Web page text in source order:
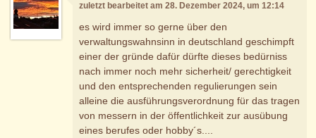
zuletzt bearbeitet am 28. Dezember 2024, um 12:14
es wird immer so gerne über den
verwaltungswahnsinn in deutschland geschimpft
einer der gründe dafür dürfte dieses bedürniss
nach immer noch mehr sicherheit/ gerechtigkeit
und den entsprechenden regulierungen sein
alleine die ausführungsverordnung für das tragen
von messern in der öffentlichkeit zur ausübung
eines berufes oder hobby´s....